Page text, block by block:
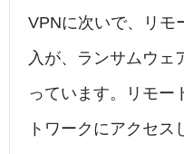
VPNに次いで、リモ
入が、ランサムウェ
っています。リモー
トワークにアクセ